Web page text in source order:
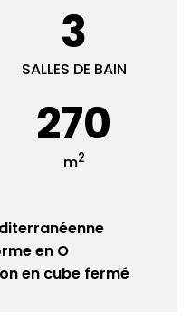
3
SALLES DE BAIN
270
m2
en O
en cube fermé